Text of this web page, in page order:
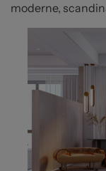
moderne,